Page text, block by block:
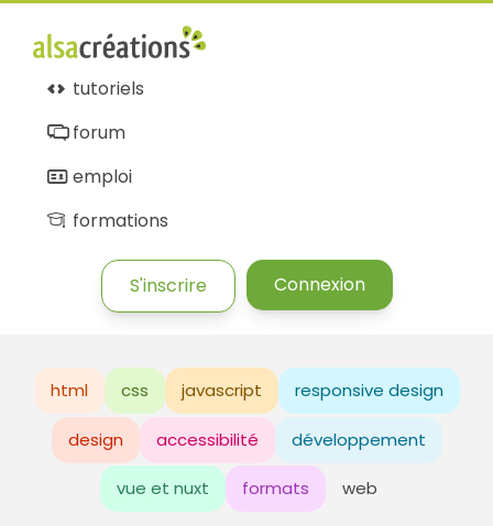
tutoriels
forum
emploi
formations
S'inscrire Connexion
html css javascript responsive design
design accessibilité développement
vue et nuxt formats web